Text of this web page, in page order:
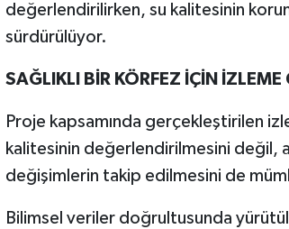
değerlendirilirken, su kalitesinin
sürdürülüyor.
SAĞLIKLI BİR KÖRFEZ İÇİN İZLEME
Proje kapsamında gerçekleştirilen
kalitesinin değerlendirilmesini değil,
değişimlerin takip edilmesini de
Bilimsel veriler doğrultusunda